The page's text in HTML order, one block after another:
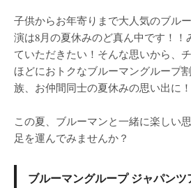
子供からお年寄りまで大人気のブル
演は8月の夏休みのど真ん中です！！
ていただきたい！そんな思いから、
ほどにおトクなブルーマングループ
族、お仲間同士の夏休みの思い出に！
この夏、ブルーマンと一緒に楽しい
足を運んでみませんか？
ブルーマングループ ジャパンツ